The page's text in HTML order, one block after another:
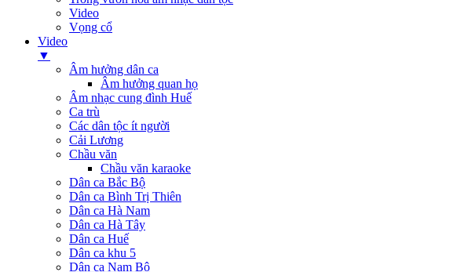
Video
Vọng cổ
Video
▼
Âm hưởng dân ca
Âm hưởng quan họ
Âm nhạc cung đình Huế
Ca trù
Các dân tộc ít người
Cải Lương
Chầu văn
Chầu văn karaoke
Dân ca Bắc Bộ
Dân ca Bình Trị Thiên
Dân ca Hà Nam
Dân ca Hà Tây
Dân ca Huế
Dân ca khu 5
Dân ca Nam Bộ